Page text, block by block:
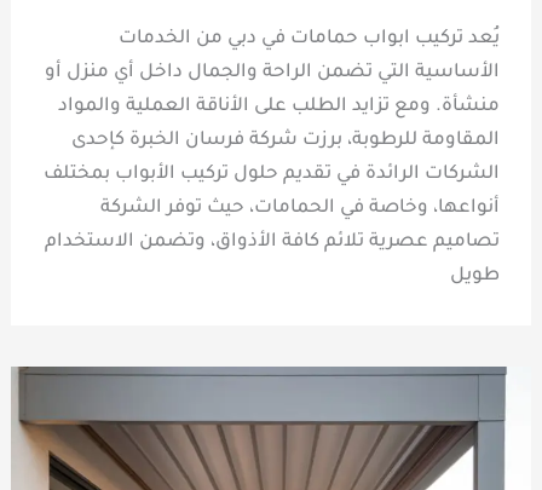
يُعد تركيب ابواب حمامات في دبي من الخدمات
الأساسية التي تضمن الراحة والجمال داخل أي منزل أو
منشأة. ومع تزايد الطلب على الأناقة العملية والمواد
المقاومة للرطوبة، برزت شركة فرسان الخبرة كإحدى
الشركات الرائدة في تقديم حلول تركيب الأبواب بمختلف
أنواعها، وخاصة في الحمامات، حيث توفر الشركة
تصاميم عصرية تلائم كافة الأذواق، وتضمن الاستخدام
طويل